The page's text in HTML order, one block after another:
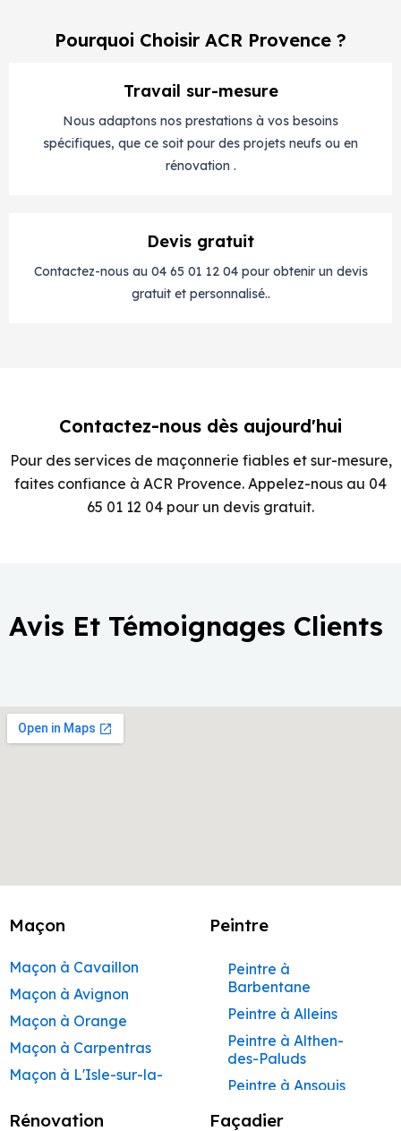
Pourquoi Choisir ACR Provence ?
Travail sur-mesure
Nous adaptons nos prestations à vos besoins
spécifiques, que ce soit pour des projets neufs ou en
rénovation .
Devis gratuit
Contactez-nous au 04 65 01 12 04 pour obtenir un devis
gratuit et personnalisé..
Contactez-nous dès aujourd'hui
Pour des services de maçonnerie fiables et sur-mesure,
faites confiance à ACR Provence. Appelez-nous au 04
65 01 12 04 pour un devis gratuit.
Avis Et Témoignages Clients
Maçon
Maçon à Cavaillon
Maçon à Avignon
Maçon à Orange
Maçon à Carpentras
Maçon à L'Isle-sur-la-
Maçon à Apt
Peintre
Peintre à
Barbentane
Peintre à Alleins
Peintre à Althen-
des-Paluds
Peintre à Ansouis
Peintre à Apt
Rénovation Façadier